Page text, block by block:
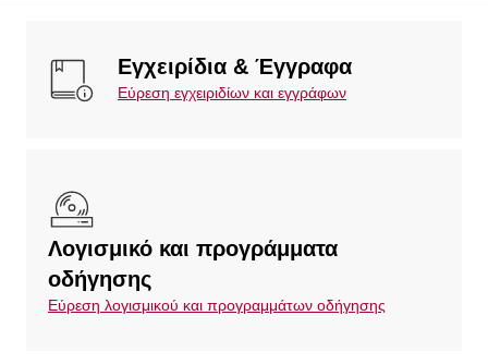
Εγχειρίδια & Έγγραφα
Εύρεση εγχειριδίων και εγγράφων
Λογισμικό και προγράμματα
οδήγησης
Εύρεση λογισμικού και προγραμμάτων οδήγησης